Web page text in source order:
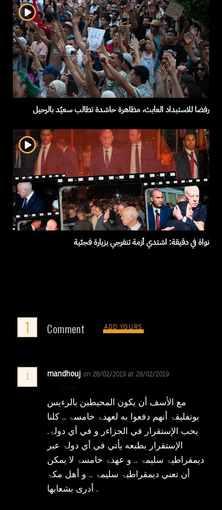
رفضا للاستبداد العابث، مظاهرة حاشدة تطالب سعيّد بالرحيل
نواة في دقيقة: اشتدي أزمة تنفرجي بزيارة فجئية
1 Comment ADD YOURS
1 mandhouj on 28/02/2019 at 28/02/2019
مع الأسف أن يكون المحيطين بالرءيس
بوتفليقۃ أنهم دفعوا به لعهدۃ خامسۃ .. كلنا
يحب الإستقرار في الجزاءر و في أي دولۃ.
الإستقرار بطبعه يأتي في أي دولۃ عبر
ديمقراطيۃ سليمۃ .. و عهدۃ خامسۃ لا يمكن
أن تعني ديمقراطيۃ سليمۃ .. و أهل مكۃ
أدری بشعابها .